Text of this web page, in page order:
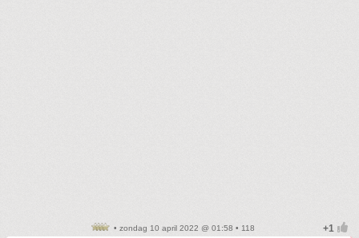
• zondag 10 april 2022 @ 01:58 • 118